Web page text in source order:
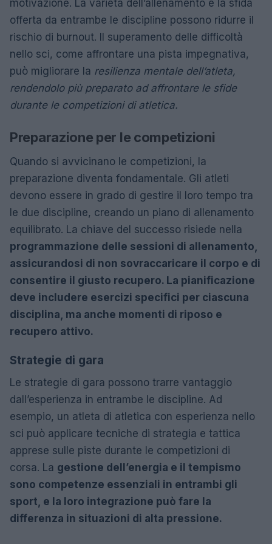
motivazione. La varietà dell’allenamento e la sfida
offerta da entrambe le discipline possono ridurre il
rischio di burnout. Il superamento delle difficoltà
nello sci, come affrontare una pista impegnativa,
può migliorare la resilienza mentale dell’atleta,
rendendolo più preparato ad affrontare le sfide
durante le competizioni di atletica.
Preparazione per le competizioni
Quando si avvicinano le competizioni, la
preparazione diventa fondamentale. Gli atleti
devono essere in grado di gestire il loro tempo tra
le due discipline, creando un piano di allenamento
equilibrato. La chiave del successo risiede nella
programmazione delle sessioni di allenamento,
assicurandosi di non sovraccaricare il corpo e di
consentire il giusto recupero. La pianificazione
deve includere esercizi specifici per ciascuna
disciplina, ma anche momenti di riposo e
recupero attivo.
Strategie di gara
Le strategie di gara possono trarre vantaggio
dall’esperienza in entrambe le discipline. Ad
esempio, un atleta di atletica con esperienza nello
sci può applicare tecniche di strategia e tattica
apprese sulle piste durante le competizioni di
corsa. La gestione dell’energia e il tempismo
sono competenze essenziali in entrambi gli
sport, e la loro integrazione può fare la
differenza in situazioni di alta pressione.